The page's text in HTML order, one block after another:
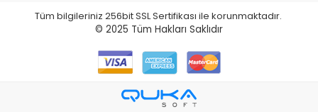
Tüm bilgileriniz 256bit SSL Sertifikası ile korunmaktadır.
© 2025 Tüm Hakları Saklıdır